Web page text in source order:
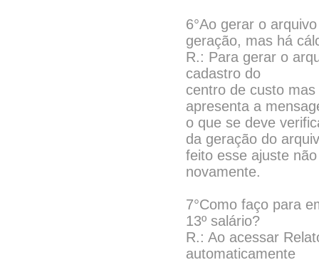
6°Ao gerar o
geração, mas há
R.: Para gerar o
cadastro do
centro de custo
apresenta a
o que se deve
da geração do
feito esse ajuste
novamente.
7°Como faço para
13º salário?
R.: Ao acessar
automaticamente